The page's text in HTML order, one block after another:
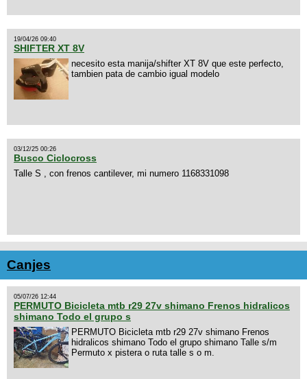
19/04/26 09:40
SHIFTER XT 8V
necesito esta manija/shifter XT 8V que este perfecto,
tambien pata de cambio igual modelo
03/12/25 00:26
Busco Ciclocross
Talle S , con frenos cantilever, mi numero 1168331098
Canjes
05/07/26 12:44
PERMUTO Bicicleta mtb r29 27v shimano Frenos hidralicos
shimano Todo el grupo s
PERMUTO Bicicleta mtb r29 27v shimano Frenos
hidralicos shimano Todo el grupo shimano Talle s/m
Permuto x pistera o ruta talle s o m.